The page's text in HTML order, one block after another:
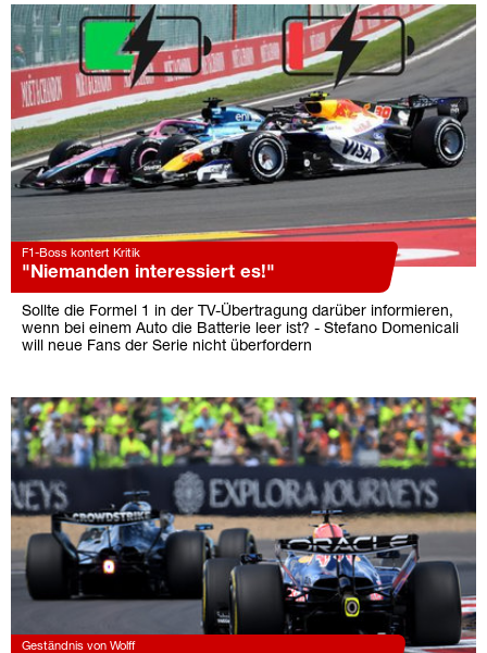
F1-Boss kontert Kritik
"Niemanden interessiert es!"
Sollte die Formel 1 in der TV-Übertragung darüber informieren,
wenn bei einem Auto die Batterie leer ist? - Stefano Domenicali
will neue Fans der Serie nicht überfordern
Geständnis von Wolff